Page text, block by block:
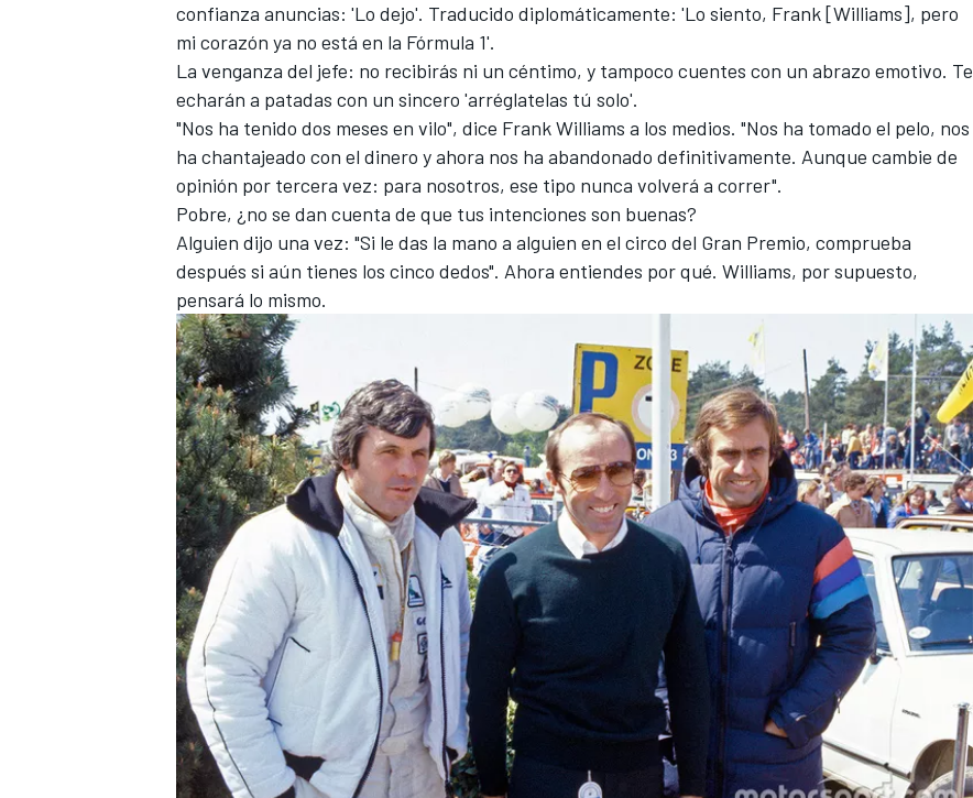
confianza anuncias: 'Lo dejo'. Traducido diplomáticamente: 'Lo siento, Frank [Williams], pero
mi corazón ya no está en la Fórmula 1'.
La venganza del jefe: no recibirás ni un céntimo, y tampoco cuentes con un abrazo emotivo. Te
echarán a patadas con un sincero 'arréglatelas tú solo'.
"Nos ha tenido dos meses en vilo", dice Frank Williams a los medios. "Nos ha tomado el pelo, nos
ha chantajeado con el dinero y ahora nos ha abandonado definitivamente. Aunque cambie de
opinión por tercera vez: para nosotros, ese tipo nunca volverá a correr".
Pobre, ¿no se dan cuenta de que tus intenciones son buenas?
Alguien dijo una vez: "Si le das la mano a alguien en el circo del Gran Premio, comprueba
después si aún tienes los cinco dedos". Ahora entiendes por qué. Williams, por supuesto,
pensará lo mismo.